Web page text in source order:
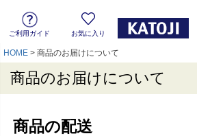
ご利用ガイド お気に入り
HOME 商品のお届けについて
商品のお届けについて
商品の配送